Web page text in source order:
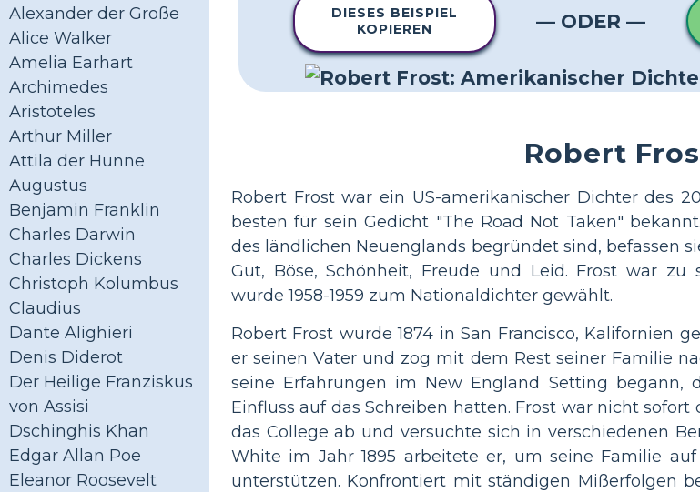
Alexander der Große
Alice Walker
Amelia Earhart
Archimedes
Aristoteles
Arthur Miller
Attila der Hunne
Augustus
Benjamin Franklin
Charles Darwin
Charles Dickens
Christoph Kolumbus
Claudius
Dante Alighieri
Denis Diderot
Der Heilige Franziskus
von Assisi
Dschinghis Khan
Edgar Allan Poe
Eleanor Roosevelt
DIESES BEISPIEL
KOPIEREN
— ODER —
Robert
Robert Frost war ein US-amerikanischer Dichter des
besten für sein Gedicht "The Road Not Taken"
des ländlichen Neuenglands begründet sind, befassen
Gut, Böse, Schönheit, Freude und Leid. Frost war
wurde 1958-1959 zum Nationaldichter gewählt.
Robert Frost wurde 1874 in San Francisco, Kalifornien
er seinen Vater und zog mit dem Rest seiner Familie
seine Erfahrungen im New England Setting begann,
Einfluss auf das Schreiben hatten. Frost war nicht sofort
das College ab und versuchte sich in verschiedenen
White im Jahr 1895 arbeitete er, um seine Familie
unterstützen. Konfrontiert mit ständigen Mißerfolgen